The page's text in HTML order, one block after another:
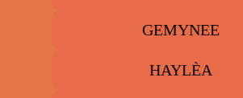
GEMYNEE
HAYLÈA